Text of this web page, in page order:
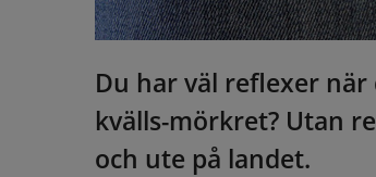
Du har väl reflexer
kvälls-mörkret? Utan
och ute på landet.